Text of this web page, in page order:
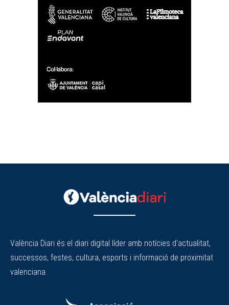
València Diari és el diari digital líder amb notícies d'actualitat,
successos, festes, cultura, esports i informació de proximitat
valenciana.